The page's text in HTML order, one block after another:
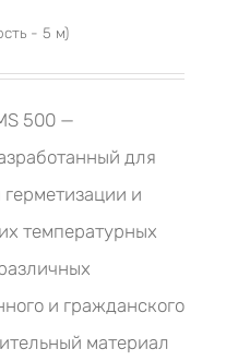
- 5 м)
500 —
для
герметизации и
температурных
и гражданского
материал